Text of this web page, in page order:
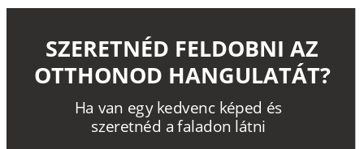
Ha van egy kedvenc képed és
szeretnéd a faladon látni
SZERETNÉD FELDOBNI AZ
OTTHONOD HANGULATÁT?